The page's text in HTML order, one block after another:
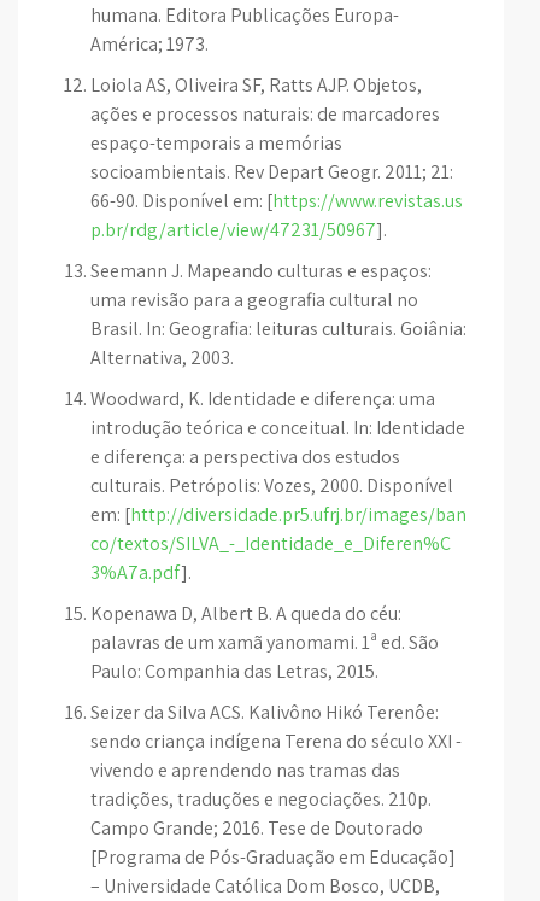
humana. Editora Publicações Europa-
América; 1973.
Loiola AS, Oliveira SF, Ratts AJP. Objetos,
ações e processos naturais: de marcadores
espaço-temporais a memórias
socioambientais. Rev Depart Geogr. 2011; 21:
66-90. Disponível em: [https://www.revistas.us
p.br/rdg/article/view/47231/50967].
Seemann J. Mapeando culturas e espaços:
uma revisão para a geografia cultural no
Brasil. In: Geografia: leituras culturais. Goiânia:
Alternativa, 2003.
Woodward, K. Identidade e diferença: uma
introdução teórica e conceitual. In: Identidade
e diferença: a perspectiva dos estudos
culturais. Petrópolis: Vozes, 2000. Disponível
em: [http://diversidade.pr5.ufrj.br/images/ban
co/textos/SILVA_-_Identidade_e_Diferen%C
3%A7a.pdf].
Kopenawa D, Albert B. A queda do céu:
palavras de um xamã yanomami. 1ª ed. São
Paulo: Companhia das Letras, 2015.
Seizer da Silva ACS. Kalivôno Hikó Terenôe:
sendo criança indígena Terena do século XXI -
vivendo e aprendendo nas tramas das
tradições, traduções e negociações. 210p.
Campo Grande; 2016. Tese de Doutorado
[Programa de Pós-Graduação em Educação]
– Universidade Católica Dom Bosco, UCDB,